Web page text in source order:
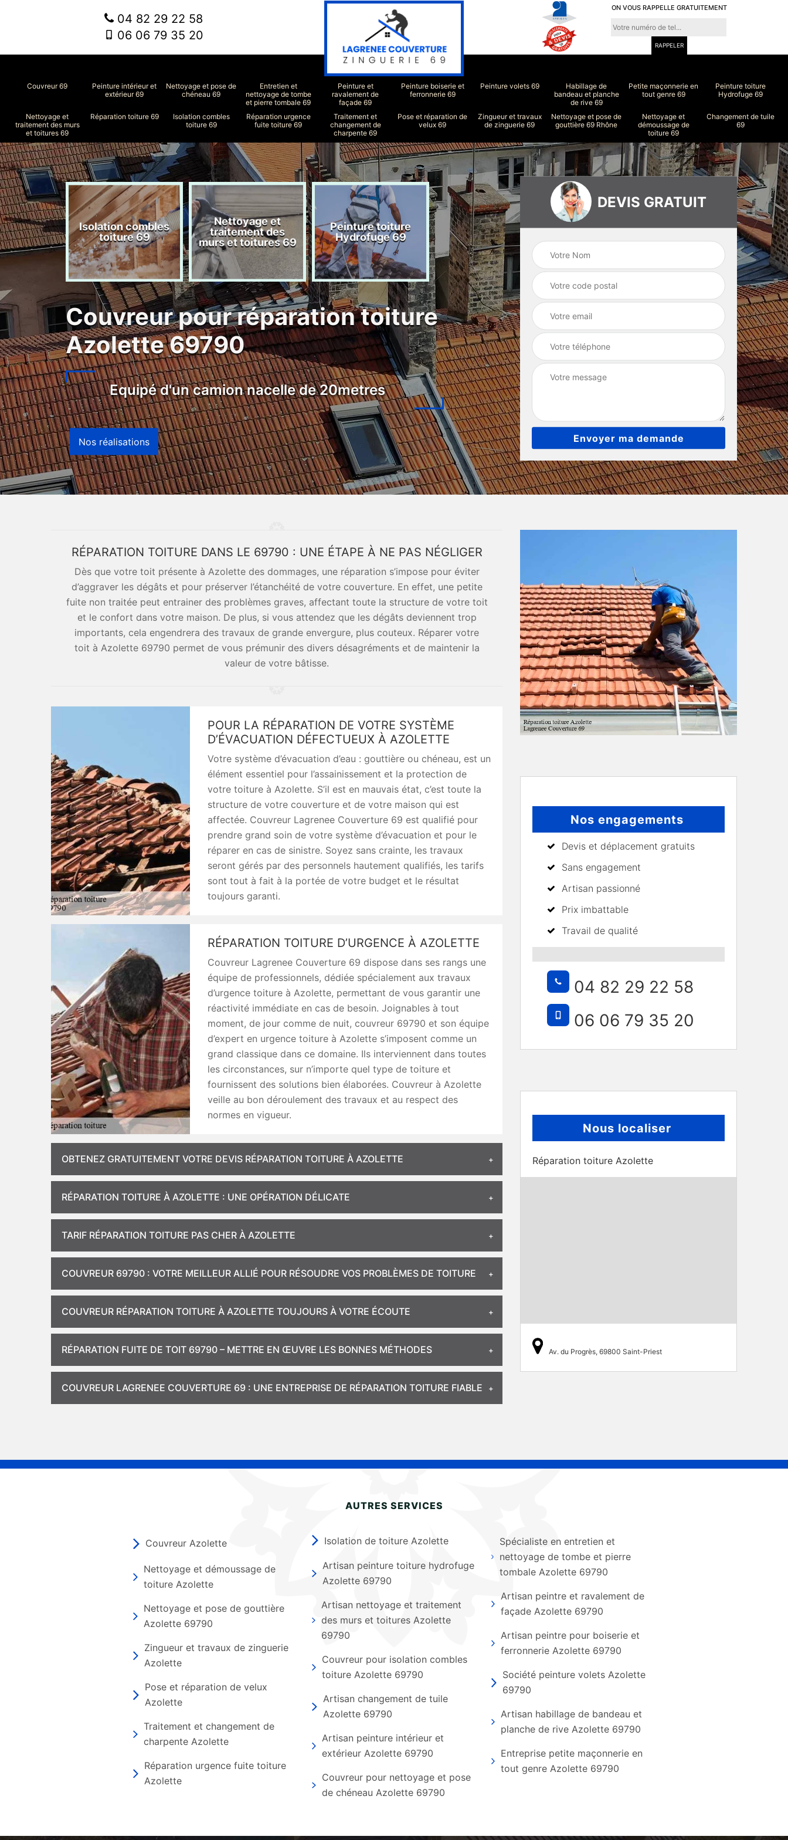
04 82 29 22 58
06 06 79 35 20
ON VOUS RAPPELLE GRATUITEMENT
Couvreur 69
Peinture intérieur et
extérieur 69
Nettoyage et pose de
chéneau 69
Entretien et
nettoyage de tombe
et pierre tombale 69
Peinture et
ravalement de
façade 69
Peinture boiserie et
ferronnerie 69
Peinture volets 69
Habillage de
bandeau et planche
de rive 69
Petite maçonnerie en
tout genre 69
Peinture toiture
Hydrofuge 69
Nettoyage et
traitement des murs
et toitures 69
Réparation toiture 69
Isolation combles
toiture 69
Réparation urgence
fuite toiture 69
Traitement et
changement de
charpente 69
Pose et réparation de
velux 69
Zingueur et travaux
de zinguerie 69
Nettoyage et pose de
gouttière 69 Rhône
Nettoyage et
démoussage de
toiture 69
Changement de tuile
69
de
69
Isolation combles
toiture 69
Nettoyage et
traitement des
murs et toitures 69
Peinture toiture
Hydrofuge 69
Réparation toiture
69
Couvreur 69
Peinture intérieur
et extérieur 69
Couvreur pour réparation toiture
Azolette 69790
Equipé d'un camion nacelle de 20metres
Nos réalisations
DEVIS GRATUIT
RÉPARATION TOITURE DANS LE 69790 : UNE ÉTAPE À NE PAS NÉGLIGER
Dès que votre toit présente à Azolette des dommages, une réparation s’impose pour éviter
d’aggraver les dégâts et pour préserver l’étanchéité de votre couverture. En effet, une petite
fuite non traitée peut entrainer des problèmes graves, affectant toute la structure de votre toit
et le confort dans votre maison. De plus, si vous attendez que les dégâts deviennent trop
importants, cela engendrera des travaux de grande envergure, plus couteux. Réparer votre
toit à Azolette 69790 permet de vous prémunir des divers désagréments et de maintenir la
valeur de votre bâtisse.
POUR LA RÉPARATION DE VOTRE SYSTÈME
D’ÉVACUATION DÉFECTUEUX À AZOLETTE
Votre système d’évacuation d’eau : gouttière ou chéneau, est un
élément essentiel pour l’assainissement et la protection de
votre toiture à Azolette. S’il est en mauvais état, c’est toute la
structure de votre couverture et de votre maison qui est
affectée. Couvreur Lagrenee Couverture 69 est qualifié pour
prendre grand soin de votre système d’évacuation et pour le
réparer en cas de sinistre. Soyez sans crainte, les travaux
seront gérés par des personnels hautement qualifiés, les tarifs
sont tout à fait à la portée de votre budget et le résultat
toujours garanti.
RÉPARATION TOITURE D’URGENCE À AZOLETTE
Couvreur Lagrenee Couverture 69 dispose dans ses rangs une
équipe de professionnels, dédiée spécialement aux travaux
d’urgence toiture à Azolette, permettant de vous garantir une
réactivité immédiate en cas de besoin. Joignables à tout
moment, de jour comme de nuit, couvreur 69790 et son équipe
d’expert en urgence toiture à Azolette s’imposent comme un
grand classique dans ce domaine. Ils interviennent dans toutes
les circonstances, sur n’importe quel type de toiture et
fournissent des solutions bien élaborées. Couvreur à Azolette
veille au bon déroulement des travaux et au respect des
normes en vigueur.
OBTENEZ GRATUITEMENT VOTRE DEVIS RÉPARATION TOITURE À AZOLETTE
RÉPARATION TOITURE À AZOLETTE : UNE OPÉRATION DÉLICATE
TARIF RÉPARATION TOITURE PAS CHER À AZOLETTE
COUVREUR 69790 : VOTRE MEILLEUR ALLIÉ POUR RÉSOUDRE VOS PROBLÈMES DE TOITURE
COUVREUR RÉPARATION TOITURE À AZOLETTE TOUJOURS À VOTRE ÉCOUTE
RÉPARATION FUITE DE TOIT 69790 – METTRE EN ŒUVRE LES BONNES MÉTHODES
COUVREUR LAGRENEE COUVERTURE 69 : UNE ENTREPRISE DE RÉPARATION TOITURE FIABLE
Nos engagements
Devis et déplacement gratuits
Sans engagement
Artisan passionné
Prix imbattable
Travail de qualité
04 82 29 22 58
06 06 79 35 20
Nous localiser
Réparation toiture Azolette
Av. du Progrès, 69800 Saint-Priest
AUTRES SERVICES
Couvreur Azolette
Nettoyage et démoussage de
toiture Azolette
Nettoyage et pose de gouttière
Azolette 69790
Zingueur et travaux de zinguerie
Azolette
Pose et réparation de velux
Azolette
Traitement et changement de
charpente Azolette
Réparation urgence fuite toiture
Azolette
Isolation de toiture Azolette
Artisan peinture toiture hydrofuge
Azolette 69790
Artisan nettoyage et traitement
des murs et toitures Azolette
69790
Couvreur pour isolation combles
toiture Azolette 69790
Artisan changement de tuile
Azolette 69790
Artisan peinture intérieur et
extérieur Azolette 69790
Couvreur pour nettoyage et pose
de chéneau Azolette 69790
Spécialiste en entretien et
nettoyage de tombe et pierre
tombale Azolette 69790
Artisan peintre et ravalement de
façade Azolette 69790
Artisan peintre pour boiserie et
ferronnerie Azolette 69790
Société peinture volets Azolette
69790
Artisan habillage de bandeau et
planche de rive Azolette 69790
Entreprise petite maçonnerie en
tout genre Azolette 69790